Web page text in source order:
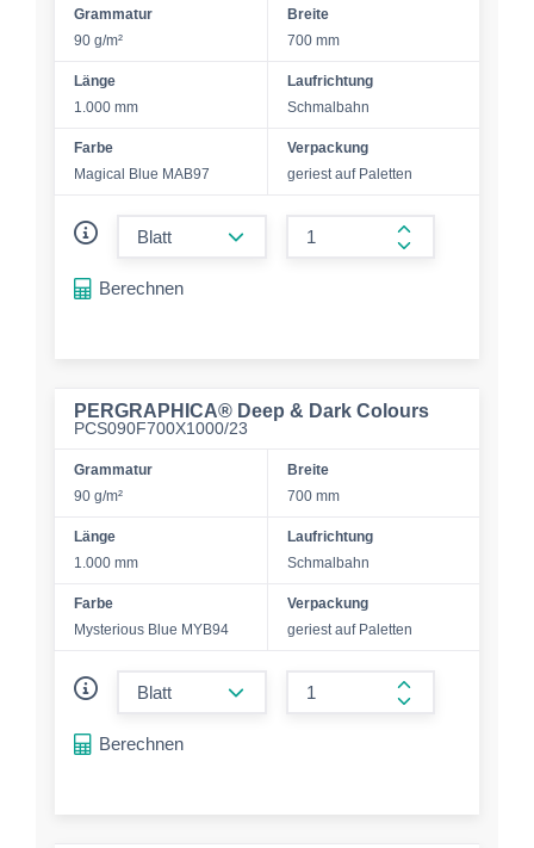
Grammatur
90 g/m²
Breite
700 mm
Länge
1.000 mm
Laufrichtung
Schmalbahn
Farbe
Magical Blue MAB97
Verpackung
geriest auf Paletten
form.increase-
Berechnen
PERGRAPHICA® Deep & Dark Colours
PCS090F700X1000/23
Grammatur
90 g/m²
Breite
700 mm
Länge
1.000 mm
Laufrichtung
Schmalbahn
Farbe
Mysterious Blue MYB94
Verpackung
geriest auf Paletten
form.increase-
Berechnen